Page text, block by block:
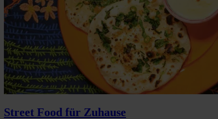
Street Food für Zuhause